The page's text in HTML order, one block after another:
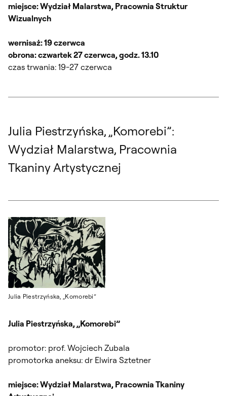
miejsce: Wydział Malarstwa, Pracownia Struktur
Wizualnych
wernisaż: 19 czerwca
obrona: czwartek 27 czerwca, godz. 13.10
czas trwania: 19-27 czerwca
Julia Piestrzyńska, „Komorebi”:
Wydział Malarstwa, Pracownia
Tkaniny Artystycznej
Julia Piestrzyńska, „Komorebi”
Julia Piestrzyńska, „Komorebi”
promotor: prof. Wojciech Zubala
promotorka aneksu: dr Elwira Sztetner
miejsce: Wydział Malarstwa, Pracownia Tkaniny